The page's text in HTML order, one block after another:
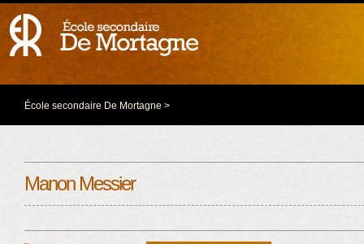
École secondaire De Mortagne >
Manon Messier